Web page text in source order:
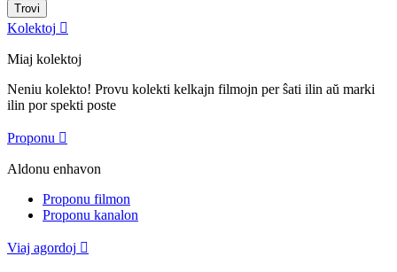
Kolektoj 
Miaj kolektoj
Neniu kolekto! Provu kolekti kelkajn filmojn per ŝati ilin aŭ marki
ilin por spekti poste
Proponu 
Aldonu enhavon
Proponu filmon
Proponu kanalon
Viaj agordoj 